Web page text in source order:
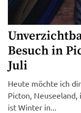
Besuch in
Juli
Heute möchte ich
Picton,
ist Winter in...